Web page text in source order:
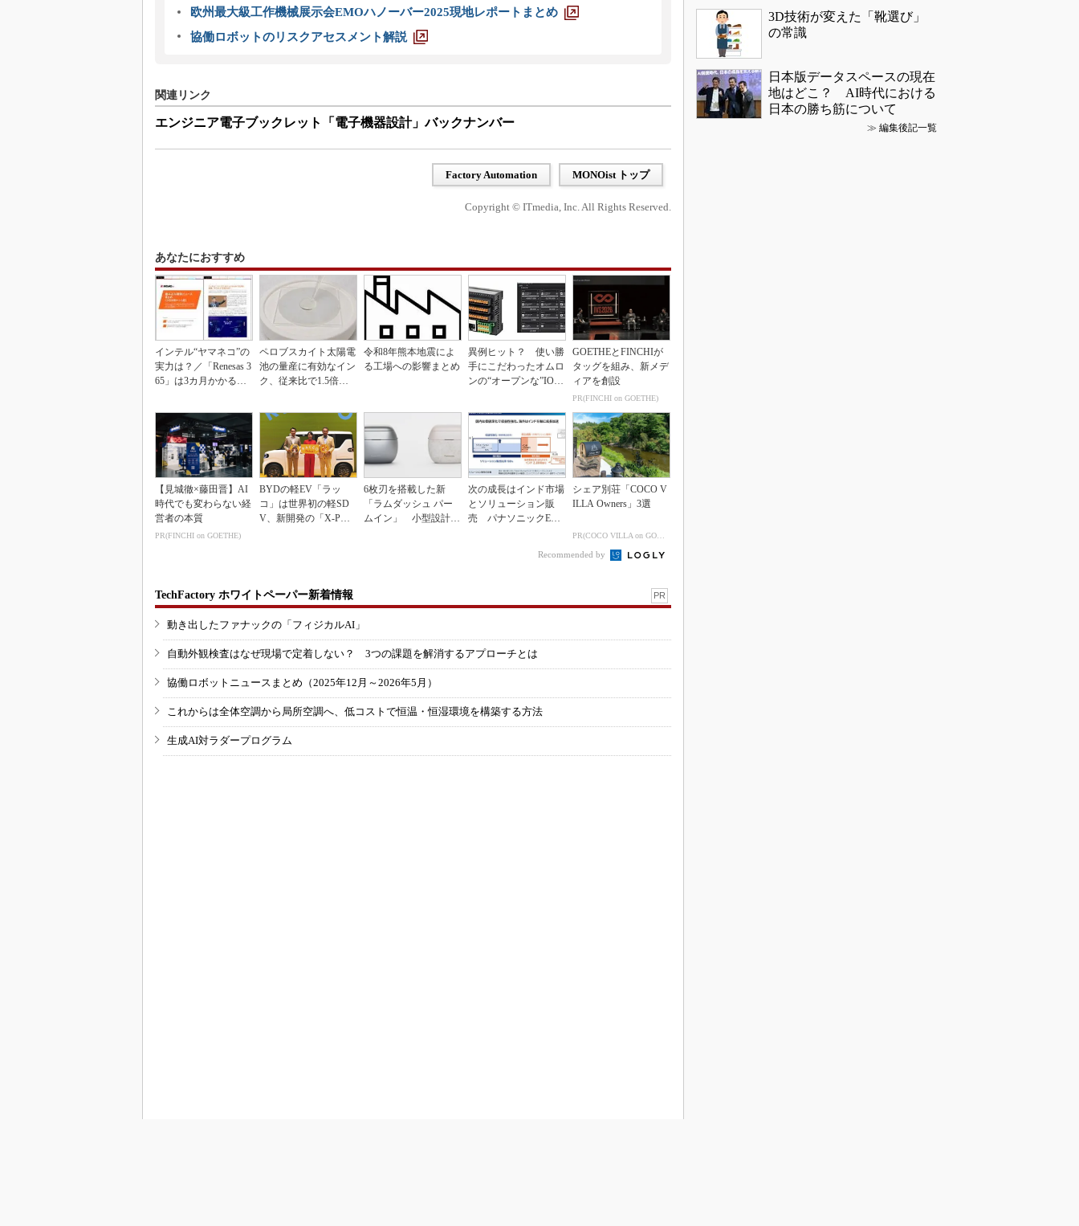
欧州最大級工作機械展示会EMOハノーバー2025現地レポートまとめ
協働ロボットのリスクアセスメント解説
関連リンク
エンジニア電子ブックレット「電子機器設計」バックナンバー
Factory Automation MONOist トップ
Copyright © ITmedia, Inc. All Rights Reserved.
あなたにおすすめ
インテル“ヤマネコ”の
実力は？／「Renesas 3
65」は3カ月かかる作
ペロブスカイト太陽電
池の量産に有効なイン
ク、従来比で1.5倍の
令和8年熊本地震によ
る工場への影響まとめ
異例ヒット？ 使い勝
手にこだわったオムロ
ンの“オープンな”IO-L
GOETHEとFINCHIが
タッグを組み、新メデ
ィアを創設
PR(FINCHI on GOETHE)
【見城徹×藤田晋】AI
時代でも変わらない経
営者の本質
PR(FINCHI on GOETHE)
BYDの軽EV「ラッ
コ」は世界初の軽SD
V、新開発の「X-PAC
6枚刃を搭載した新
「ラムダッシュ パー
ムイン」 小型設計と
次の成長はインド市場
とソリューション販
売 パナソニックEW
シェア別荘「COCO V
ILLA Owners」3選
PR(COCO VILLA on GOETHE)
Recommended by
TechFactory ホワイトペーパー新着情報 PR
動き出したファナックの「フィジカルAI」
自動外観検査はなぜ現場で定着しない？ 3つの課題を解消するアプローチとは
協働ロボットニュースまとめ（2025年12月～2026年5月）
これからは全体空調から局所空調へ、低コストで恒温・恒湿環境を構築する方法
生成AI対ラダープログラム
3D技術が変えた「靴選び」
の常識
日本版データスペースの現在
地はどこ？ AI時代における
日本の勝ち筋について
≫ 編集後記一覧